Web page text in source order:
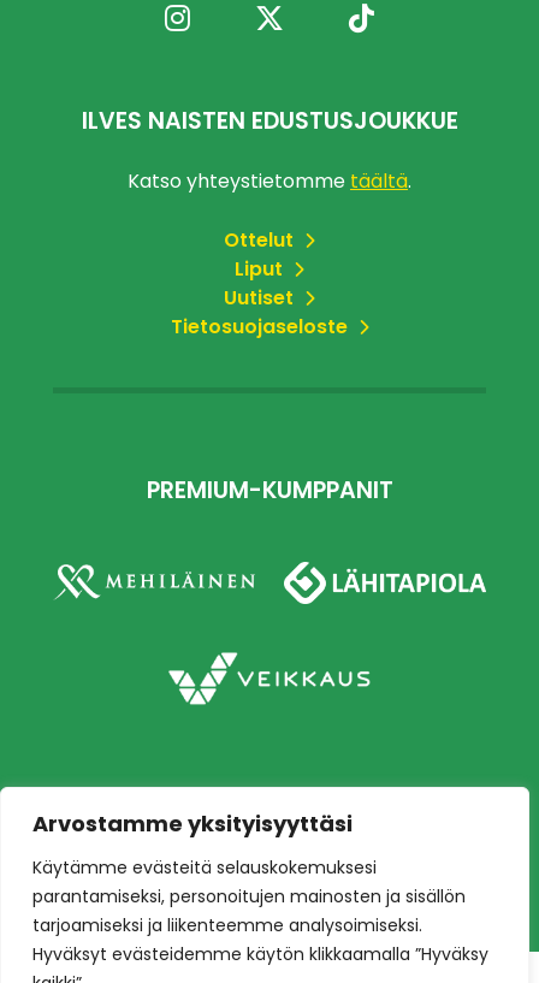
Arvostamme yksityisyyttäsi
Käytämme evästeitä selauskokemuksesi
parantamiseksi, personoitujen mainosten ja sisällön
tarjoamiseksi ja liikenteemme analysoimiseksi.
Hyväksyt evästeidemme käytön klikkaamalla ”Hyväksy
ILVES NAISTEN EDUSTUSJOUKKUE
Katso yhteystietomme täältä.
Ottelut
Liput
Uutiset
Tietosuojaseloste
PREMIUM-KUMPPANIT
edustusjoukkue
Toteutus:Mainostoimisto Värikäs